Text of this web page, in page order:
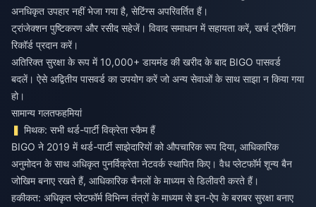
अनधिकृत उपहार नहीं भेजा गया है, सेटिंग्स अपरिवर्तित हैं।
ट्रांजेक्शन पुष्टिकरण और रसीद सहेजें। विवाद समाधान में सहायता करें, खर्च ट्रैकिंग
रिकॉर्ड प्रदान करें।
अतिरिक्त सुरक्षा के रूप में 10,000+ डायमंड की खरीद के बाद BIGO पासवर्ड
बदलें। ऐसे अद्वितीय पासवर्ड का उपयोग करें जो अन्य सेवाओं के साथ साझा न किया गया
हो।
सामान्य गलतफहमियां
मिथक: सभी थर्ड-पार्टी विक्रेता स्कैम हैं
BIGO ने 2019 में थर्ड-पार्टी साझेदारियों को औपचारिक रूप दिया, आधिकारिक
अनुमोदन के साथ अधिकृत पुनर्विक्रेता नेटवर्क स्थापित किए। वैध प्लेटफॉर्म शून्य बैन
जोखिम बनाए रखते हैं, आधिकारिक चैनलों के माध्यम से डिलीवरी करते हैं।
हकीकत: अधिकृत प्लेटफॉर्म विभिन्न तंत्रों के माध्यम से इन-ऐप के बराबर सुरक्षा बनाए